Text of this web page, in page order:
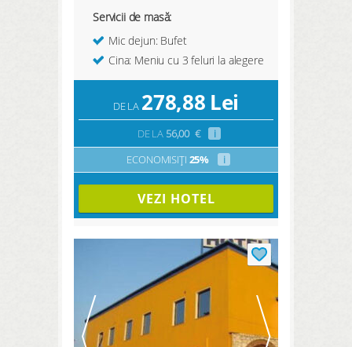
Servicii de masă:
Mic dejun: Bufet
Cina: Meniu cu 3 feluri la alegere
DE LA 278,88 Lei
DE LA56,00 €
i
ECONOMISIȚI 25% i
VEZI HOTEL